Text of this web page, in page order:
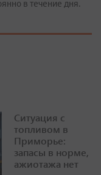
в течение дня.
Ситуация с
топливом в
Приморье:
запасы в норме,
ажиотажа нет